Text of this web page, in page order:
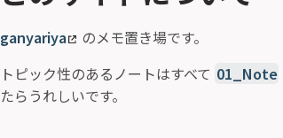
ganyariya
のメモ置き場です。
トピック性のあるノートはすべて 01_Note
たらうれしいです。